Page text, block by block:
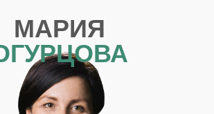
МАРИЯ